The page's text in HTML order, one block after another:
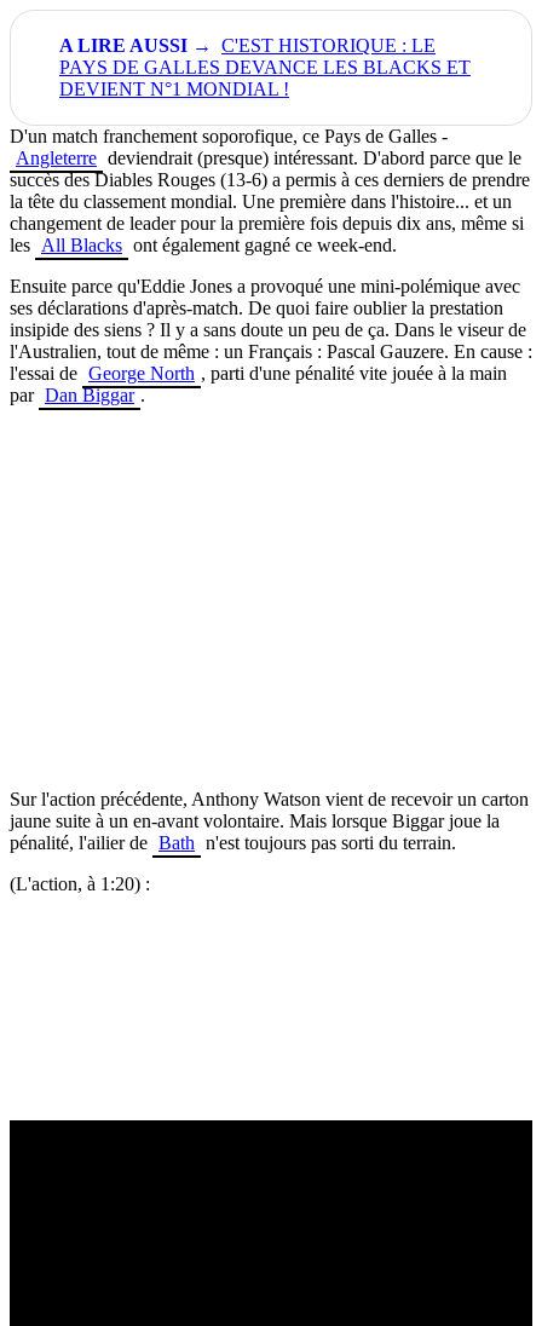
C'EST HISTORIQUE : LE
PAYS DE GALLES DEVANCE LES BLACKS ET
DEVIENT N°1 MONDIAL !
D'un match franchement soporofique, ce Pays de Galles -
Angleterre deviendrait (presque) intéressant. D'abord parce que le
succès des Diables Rouges (13-6) a permis à ces derniers de prendre
la tête du classement mondial. Une première dans l'histoire... et un
changement de leader pour la première fois depuis dix ans, même si
les All Blacks ont également gagné ce week-end.
Ensuite parce qu'Eddie Jones a provoqué une mini-polémique avec
ses déclarations d'après-match. De quoi faire oublier la prestation
insipide des siens ? Il y a sans doute un peu de ça. Dans le viseur de
l'Australien, tout de même : un Français : Pascal Gauzere. En cause :
l'essai de George North , parti d'une pénalité vite jouée à la main
par Dan Biggar .
Sur l'action précédente, Anthony Watson vient de recevoir un carton
jaune suite à un en-avant volontaire. Mais lorsque Biggar joue la
pénalité, l'ailier de Bath n'est toujours pas sorti du terrain.
(L'action, à 1:20) :